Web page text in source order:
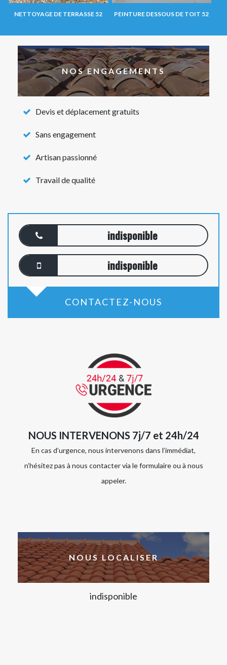
NETTOYAGE DE TERRASSE 52 PEINTURE DESSOUS DE TOIT 52
NOS ENGAGEMENTS
Devis et déplacement gratuits
Sans engagement
Artisan passionné
Travail de qualité
indisponible
indisponible
CONTACTEZ-NOUS
NOUS INTERVENONS 7j/7 et 24h/24
En cas d’urgence, nous intervenons dans l’immédiat,
n’hésitez pas à nous contacter via le formulaire ou à nous
appeler.
NOUS LOCALISER
indisponible